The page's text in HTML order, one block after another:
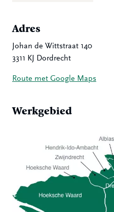
Adres
Johan de Wittstraat 140
3311 KJ Dordrecht
Route met Google Maps
Werkgebied